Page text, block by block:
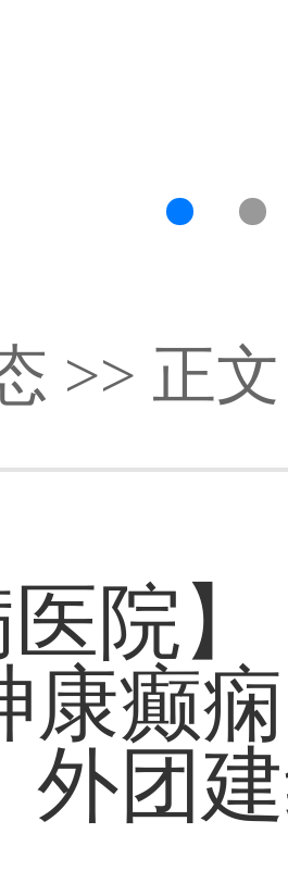
>> 正文
院
康癫
外团